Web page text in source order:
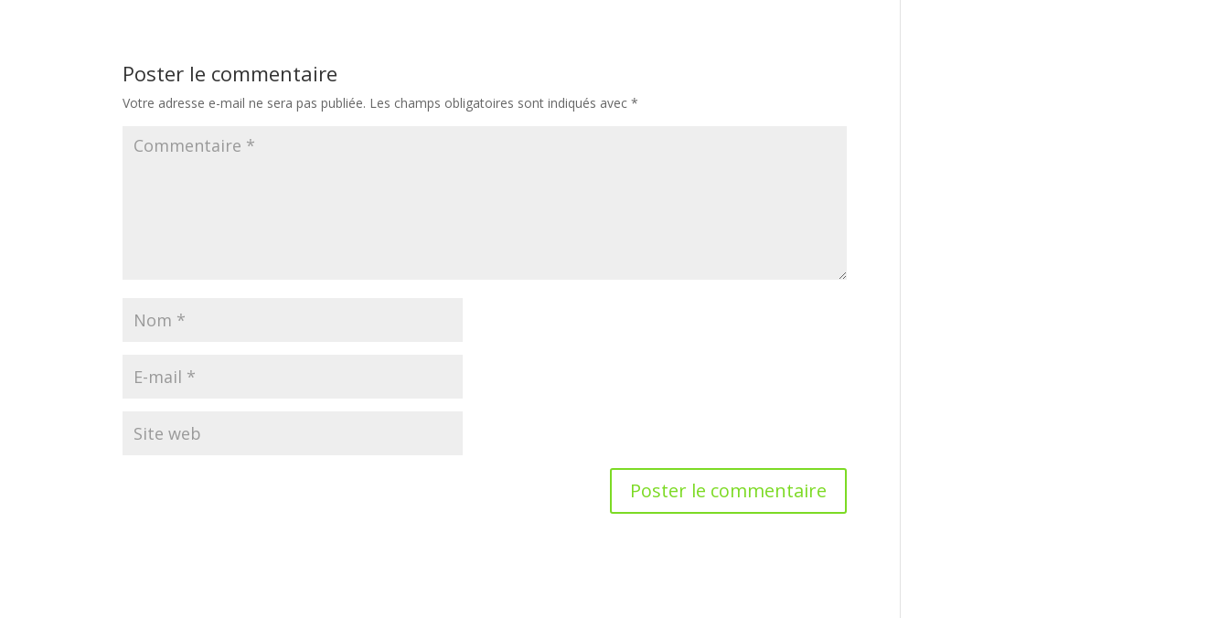
Poster le commentaire
Votre adresse e-mail ne sera pas publiée. Les champs obligatoires sont indiqués avec*